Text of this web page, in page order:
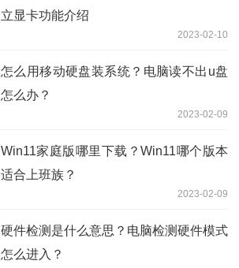
立显卡功能介绍
2023-02-10
怎么用移动硬盘装系统？电脑读不出u盘
怎么办？
2023-02-09
Win11家庭版哪里下载？Win11哪个版本
适合上班族？
2023-02-09
硬件检测是什么意思？电脑检测硬件模式
怎么进入？